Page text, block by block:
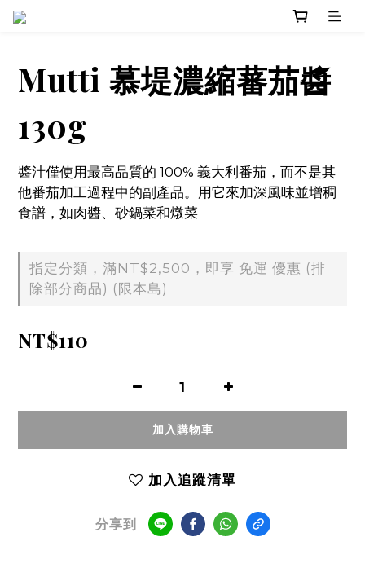
Mutti 慕堤濃縮蕃茄醬
130g
醬汁僅使用最高品質的 100% 義大利番茄，而不是其
他番茄加工過程中的副產品。用它來加深風味並增稠
食譜，如肉醬、砂鍋菜和燉菜
指定分類，滿NT$2,500，即享 免運 優惠 (排
除部分商品) (限本島)
NT$110
加入購物車
加入追蹤清單
分享到